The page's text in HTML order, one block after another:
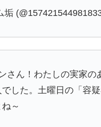
さん！わたしの実家
した。土曜日の「容
～